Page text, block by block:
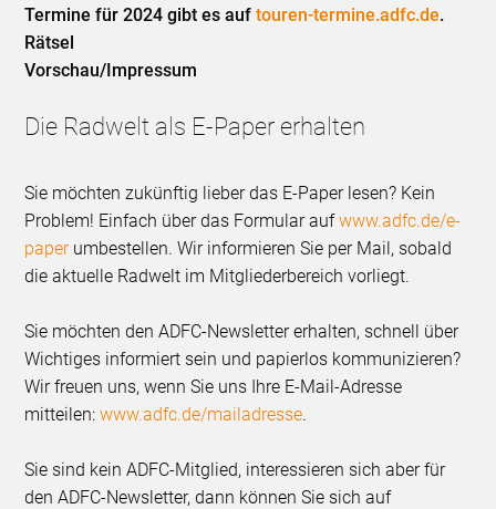
Termine für 2024 gibt es auftouren-termine.adfc.de.
Rätsel
Vorschau/Impressum
Die Radwelt als E-Paper erhalten
Sie möchten zukünftig lieber das E-Paper lesen? Kein
Problem! Einfach über das Formular aufwww.adfc.de/e-
paperumbestellen. Wir informieren Sie per Mail, sobald
die aktuelle Radwelt im Mitgliederbereich vorliegt.
Sie möchten den ADFC-Newsletter erhalten, schnell über
Wichtiges informiert sein und papierlos kommunizieren?
Wir freuen uns, wenn Sie uns Ihre E-Mail-Adresse
mitteilen:www.adfc.de/mailadresse.
Sie sind kein ADFC-Mitglied, interessieren sich aber für
den ADFC-Newsletter, dann können Sie sich auf